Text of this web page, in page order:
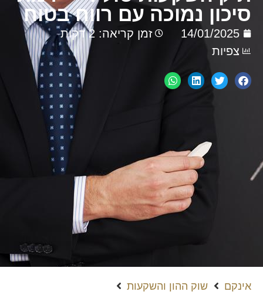
סיכון נמוכה עם רווח בטוח
14/01/2025
זמן קריאה: 2 דקות
צפיות
אינקם
שוק ההון והשקעות